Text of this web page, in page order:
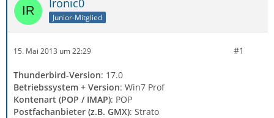
Ironic0
Junior-Mitglied
15. Mai 2013 um 22:29 #1
Thunderbird-Version: 17.0
Betriebssystem + Version: Win7 Prof
Kontenart (POP / IMAP): POP
Postfachanbieter (z.B. GMX): Strato